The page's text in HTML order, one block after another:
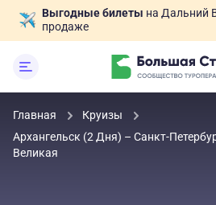
Выгодные билеты на Дальний
продаже
Главная
Круизы
Архангельск (2 Дня) – Санкт-
Великая